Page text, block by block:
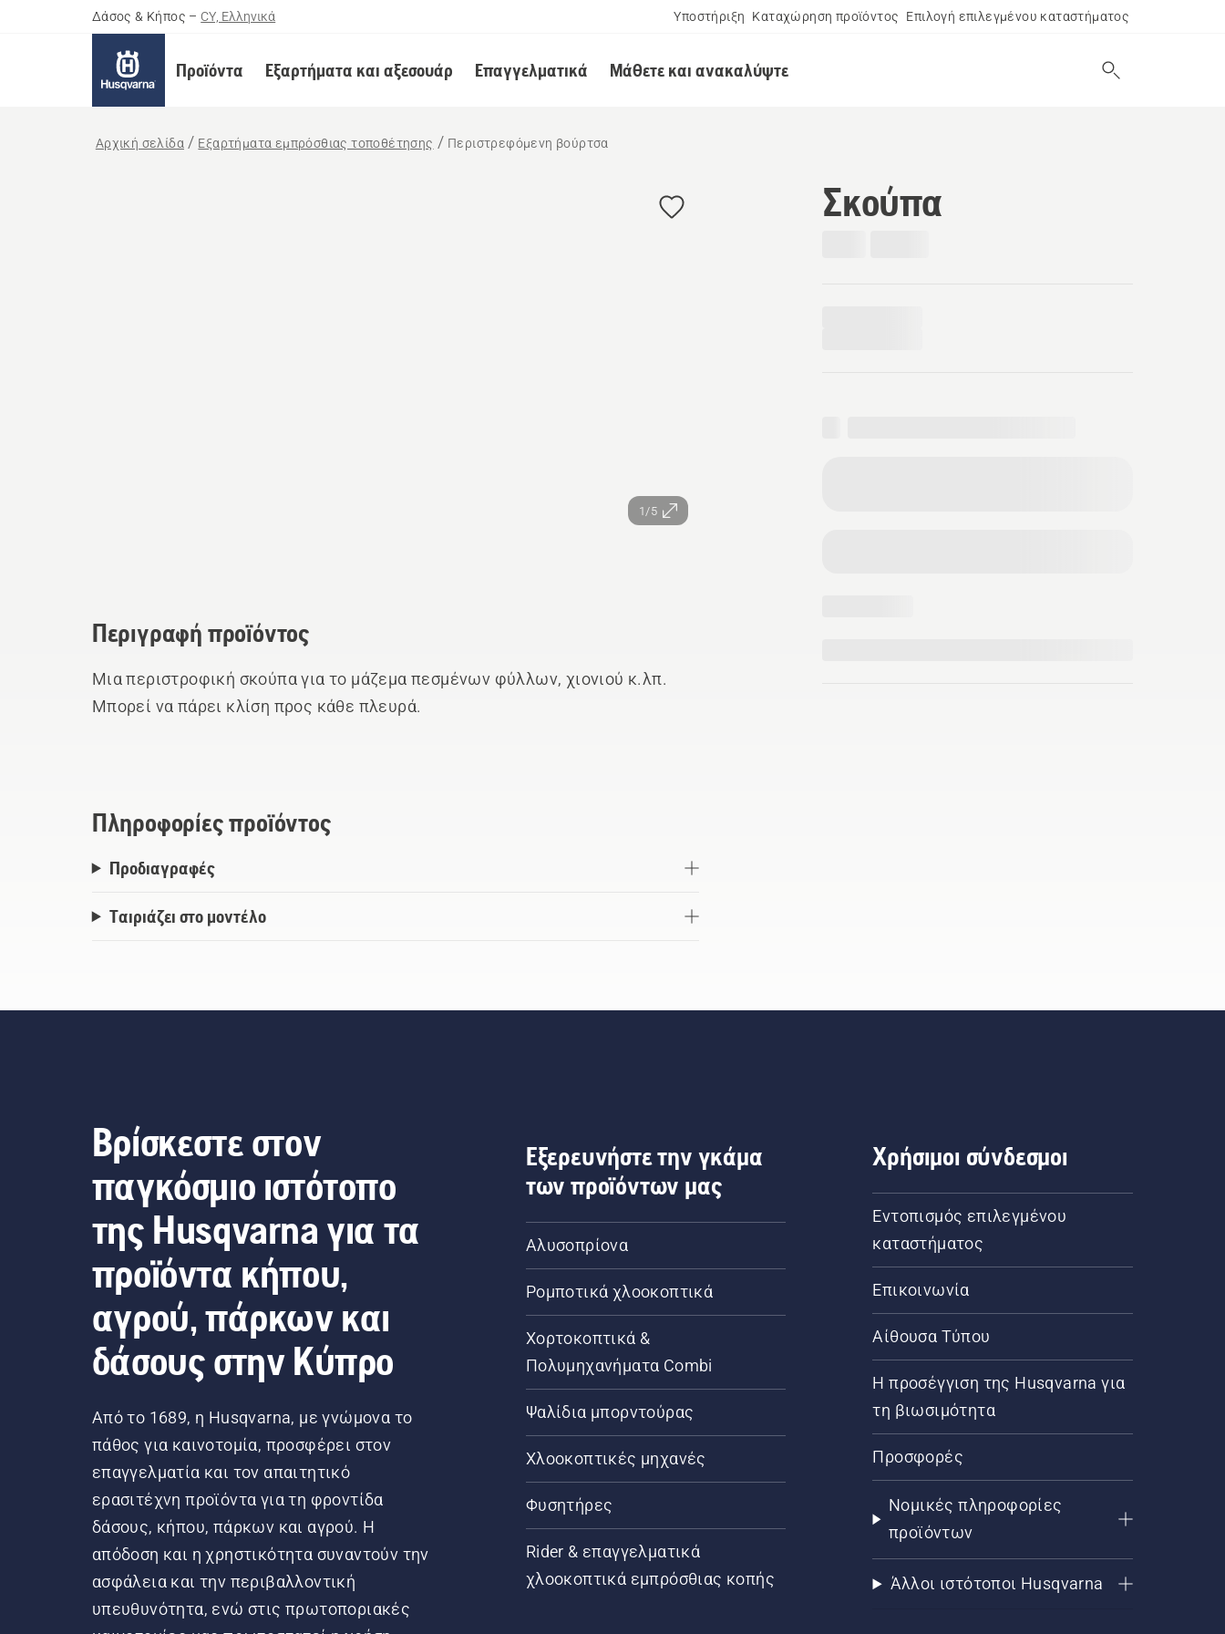
Δάσος & Κήπος – CY, Ελληνικά Υποστήριξη Καταχώρηση προϊόντος Επιλογή επιλεγμένου καταστήματος
Προϊόντα Εξαρτήματα και αξεσουάρ Επαγγελματικά Μάθετε και ανακαλύψτε
Αρχική σελίδα Εξαρτήματα εμπρόσθιας τοποθέτησης Περιστρεφόμενη βούρτσα
1/5
Σκούπα
Περιγραφή προϊόντος
Μια περιστροφική σκούπα για το μάζεμα πεσμένων φύλλων, χιονιού κ.λπ.
Μπορεί να πάρει κλίση προς κάθε πλευρά.
Πληροφορίες προϊόντος
Προδιαγραφές
Ταιριάζει στο μοντέλο
Βρίσκεστε στον
παγκόσμιο ιστότοπο
της Husqvarna για τα
προϊόντα κήπου,
αγρού, πάρκων και
δάσους στην Κύπρο
Από το 1689, η Husqvarna, με γνώμονα το
πάθος για καινοτομία, προσφέρει στον
επαγγελματία και τον απαιτητικό
ερασιτέχνη προϊόντα για τη φροντίδα
δάσους, κήπου, πάρκων και αγρού. Η
απόδοση και η χρηστικότητα συναντούν την
ασφάλεια και την περιβαλλοντική
υπευθυνότητα, ενώ στις πρωτοποριακές
Εξερευνήστε την γκάμα
των προϊόντων μας
Αλυσοπρίονα
Ρομποτικά χλοοκοπτικά
Χορτοκοπτικά &
Πολυμηχανήματα Combi
Ψαλίδια μπορντούρας
Χλοοκοπτικές μηχανές
Φυσητήρες
Rider & επαγγελματικά
χλοοκοπτικά εμπρόσθιας κοπής
Χρήσιμοι σύνδεσμοι
Εντοπισμός επιλεγμένου
καταστήματος
Επικοινωνία
Αίθουσα Τύπου
Η προσέγγιση της Husqvarna για
τη βιωσιμότητα
Προσφορές
Νομικές πληροφορίες
προϊόντων
Άλλοι ιστότοποι Husqvarna